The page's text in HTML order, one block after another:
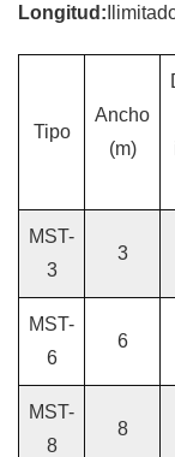
Longitud:
Tipo
Ancho
(m)
MST-
3
3
MST-
6
6
MST-
8
8